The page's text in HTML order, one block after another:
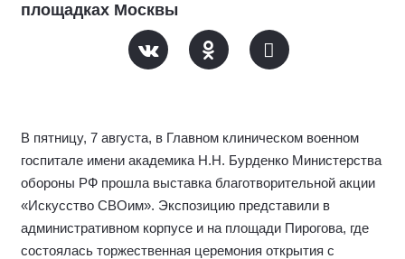
площадках Москвы
В пятницу, 7 августа, в Главном клиническом военном
госпитале имени академика Н.Н. Бурденко Министерства
обороны РФ прошла выставка благотворительной акции
«Искусство СВОим». Экспозицию представили в
административном корпусе и на площади Пирогова, где
состоялась торжественная церемония открытия с